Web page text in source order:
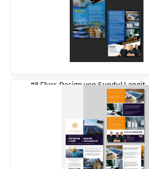
#8 Flyer-Design vonSundul Langit